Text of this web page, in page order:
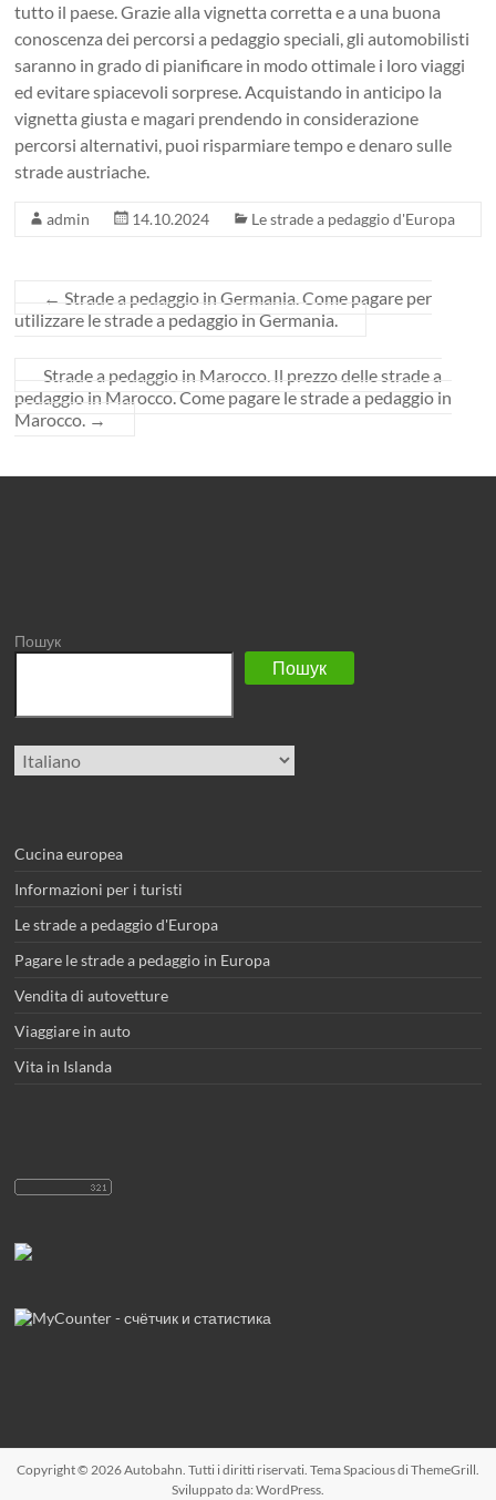
tutto il paese. Grazie alla vignetta corretta e a una buona
conoscenza dei percorsi a pedaggio speciali, gli automobilisti
saranno in grado di pianificare in modo ottimale i loro viaggi
ed evitare spiacevoli sorprese. Acquistando in anticipo la
vignetta giusta e magari prendendo in considerazione
percorsi alternativi, puoi risparmiare tempo e denaro sulle
strade austriache.
admin 14.10.2024 Le strade a pedaggio d'Europa
← Strade a pedaggio in Germania. Come pagare per
utilizzare le strade a pedaggio in Germania.
Strade a pedaggio in Marocco. Il prezzo delle strade a
pedaggio in Marocco. Come pagare le strade a pedaggio in
Marocco. →
Пошук
Пошук
Scegli
una
Cucina europea
Informazioni per i turisti
Le strade a pedaggio d'Europa
Pagare le strade a pedaggio in Europa
Vendita di autovetture
Viaggiare in auto
Vita in Islanda
Copyright © 2026Autobahn. Tutti i diritti riservati. TemaSpaciousdi ThemeGrill.
Sviluppato da: WordPress.